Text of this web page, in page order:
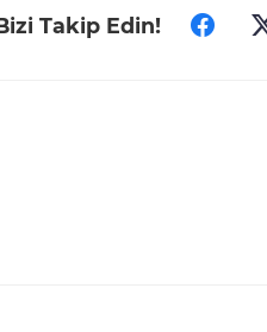
Takip Edin!